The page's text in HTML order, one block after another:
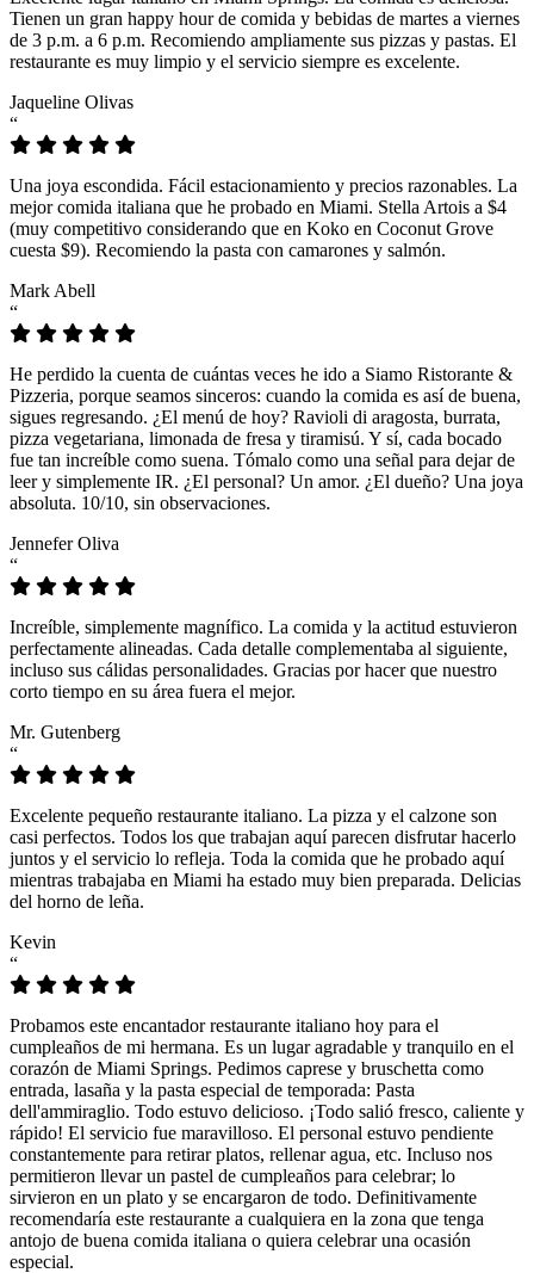
Tienen un gran happy hour de comida y bebidas de martes a viernes
de 3 p.m. a 6 p.m. Recomiendo ampliamente sus pizzas y pastas. El
restaurante es muy limpio y el servicio siempre es excelente.
Jaqueline Olivas
“
Una joya escondida. Fácil estacionamiento y precios razonables. La
mejor comida italiana que he probado en Miami. Stella Artois a $4
(muy competitivo considerando que en Koko en Coconut Grove
cuesta $9). Recomiendo la pasta con camarones y salmón.
Mark Abell
“
He perdido la cuenta de cuántas veces he ido a Siamo Ristorante &
Pizzeria, porque seamos sinceros: cuando la comida es así de buena,
sigues regresando. ¿El menú de hoy? Ravioli di aragosta, burrata,
pizza vegetariana, limonada de fresa y tiramisú. Y sí, cada bocado
fue tan increíble como suena. Tómalo como una señal para dejar de
leer y simplemente IR. ¿El personal? Un amor. ¿El dueño? Una joya
absoluta. 10/10, sin observaciones.
Jennefer Oliva
“
Increíble, simplemente magnífico. La comida y la actitud estuvieron
perfectamente alineadas. Cada detalle complementaba al siguiente,
incluso sus cálidas personalidades. Gracias por hacer que nuestro
corto tiempo en su área fuera el mejor.
Mr. Gutenberg
“
Excelente pequeño restaurante italiano. La pizza y el calzone son
casi perfectos. Todos los que trabajan aquí parecen disfrutar hacerlo
juntos y el servicio lo refleja. Toda la comida que he probado aquí
mientras trabajaba en Miami ha estado muy bien preparada. Delicias
del horno de leña.
Kevin
“
Probamos este encantador restaurante italiano hoy para el
cumpleaños de mi hermana. Es un lugar agradable y tranquilo en el
corazón de Miami Springs. Pedimos caprese y bruschetta como
entrada, lasaña y la pasta especial de temporada: Pasta
dell'ammiraglio. Todo estuvo delicioso. ¡Todo salió fresco, caliente y
rápido! El servicio fue maravilloso. El personal estuvo pendiente
constantemente para retirar platos, rellenar agua, etc. Incluso nos
permitieron llevar un pastel de cumpleaños para celebrar; lo
sirvieron en un plato y se encargaron de todo. Definitivamente
recomendaría este restaurante a cualquiera en la zona que tenga
antojo de buena comida italiana o quiera celebrar una ocasión
especial.